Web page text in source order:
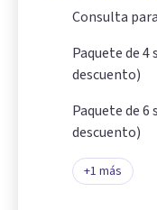
Consulta
Paquete de 4
descuento)
Paquete de 6
descuento)
+1 más